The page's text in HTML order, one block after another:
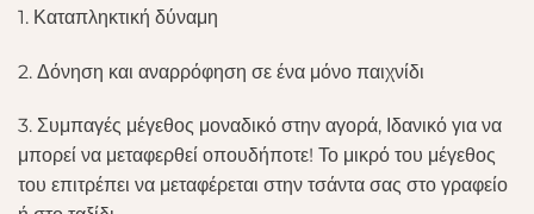
1. Καταπληκτική δύναμη
2. Δόνηση και αναρρόφηση σε ένα μόνο παιχνίδι
3. Συμπαγές μέγεθος μοναδικό στην αγορά, Ιδανικό για να
μπορεί να μεταφερθεί οπουδήποτε! Το μικρό του μέγεθος
του επιτρέπει να μεταφέρεται στην τσάντα σας στο γραφείο